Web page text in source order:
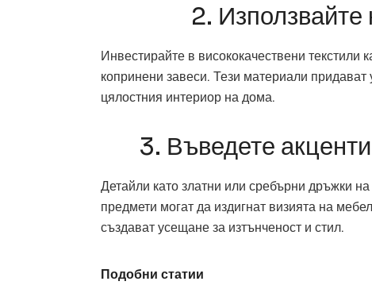
2. Използвайте
Инвестирайте в висококачествени
копринени завеси. Тези материали
цялостния интериор на дома.
3. Въведете
Детайли като златни или сребърни дръжки
предмети могат да издигнат визията на
създават усещане за изтънченост и стил.
Подобни статии